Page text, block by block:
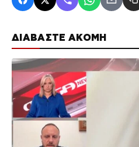
ΔΙΑΒΑΣΤΕ ΑΚΟΜΗ